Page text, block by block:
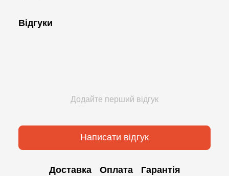
Відгуки
Додайте перший відгук
Написати відгук
Доставка Оплата Гарантія